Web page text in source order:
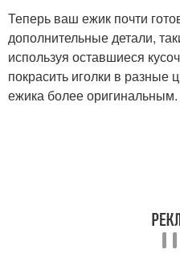
Теперь ваш ежик почти
дополнительные детали,
используя оставшиеся
покрасить иголки в разные
ежика более оригинальным.